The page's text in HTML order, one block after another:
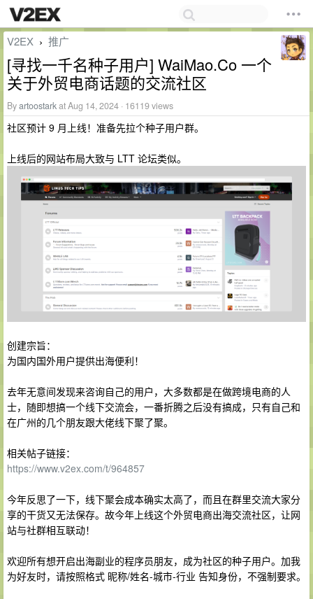
V2EX › 推广
[寻找一千名种子用户] WaiMao.Co 一个
关于外贸电商话题的交流社区
Byartoostarkat Aug 14, 2024 · 16119 views
社区预计 9 月上线！准备先拉个种子用户群。
上线后的网站布局大致与 LTT 论坛类似。
创建宗旨：
为国内国外用户提供出海便利！
去年无意间发现来咨询自己的用户，大多数都是在做跨境电商的人
士，随即想搞一个线下交流会，一番折腾之后没有搞成，只有自己和
在广州的几个朋友跟大佬线下聚了聚。
相关帖子链接：
https://www.v2ex.com/t/964857
今年反思了一下，线下聚会成本确实太高了，而且在群里交流大家分
享的干货又无法保存。故今年上线这个外贸电商出海交流社区，让网
站与社群相互联动！
欢迎所有想开启出海副业的程序员朋友，成为社区的种子用户。加我
为好友时，请按照格式 昵称/姓名-城市-行业 告知身份，不强制要求。